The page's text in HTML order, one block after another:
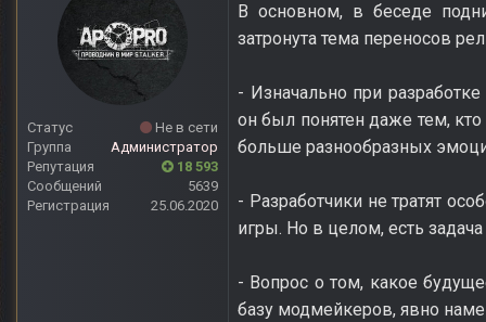
Статус
Не в сети
Группа
Администратор
Репутация
18 593
Сообщений
5639
Регистрация
25.06.2020
В основном, в беседе
затронута тема переносов
- Изначально при
он был понятен даже тем,
больше разнообразных
- Разработчики не тратят
игры. Но в целом, есть
- Вопрос о том, какое
базу модмейкеров, явно